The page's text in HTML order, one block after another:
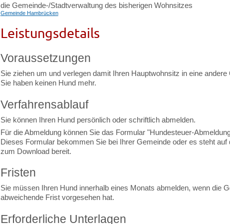
die Gemeinde-/Stadtverwaltung des bisherigen Wohnsitzes
Gemeinde Hambrücken
Leistungsdetails
Voraussetzungen
Sie ziehen um und verlegen damit Ihren Hauptwohnsitz in eine andere
Sie haben keinen Hund mehr.
Verfahrensablauf
Sie können Ihren Hund persönlich oder schriftlich abmelden.
Für die Abmeldung können Sie das Formular "Hundesteuer-
Dieses Formular bekommen Sie bei Ihrer Gemeinde oder es steht auf
zum Download bereit.
Fristen
Sie müssen Ihren Hund innerhalb eines Monats abmelden, wenn die
abweichende Frist vorgesehen hat.
Erforderliche Unterlagen